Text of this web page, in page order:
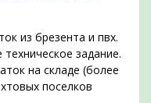
из брезента и пвх.
задание.
на складе (более
поселков